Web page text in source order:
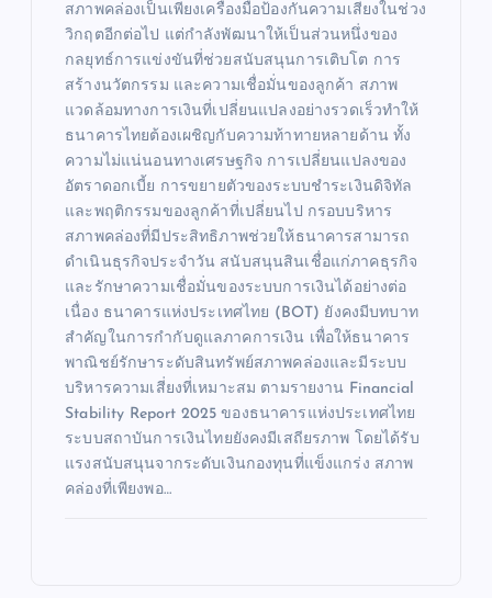
สภาพคล่องเป็นเพียงเครื่องมือป้องกันความเสี่ยงในช่วง
วิกฤตอีกต่อไป แต่กำลังพัฒนาให้เป็นส่วนหนึ่งของ
กลยุทธ์การแข่งขันที่ช่วยสนับสนุนการเติบโต การ
สร้างนวัตกรรม และความเชื่อมั่นของลูกค้า สภาพ
แวดล้อมทางการเงินที่เปลี่ยนแปลงอย่างรวดเร็วทำให้
ธนาคารไทยต้องเผชิญกับความท้าทายหลายด้าน ทั้ง
ความไม่แน่นอนทางเศรษฐกิจ การเปลี่ยนแปลงของ
อัตราดอกเบี้ย การขยายตัวของระบบชำระเงินดิจิทัล
และพฤติกรรมของลูกค้าที่เปลี่ยนไป กรอบบริหาร
สภาพคล่องที่มีประสิทธิภาพช่วยให้ธนาคารสามารถ
ดำเนินธุรกิจประจำวัน สนับสนุนสินเชื่อแก่ภาคธุรกิจ
และรักษาความเชื่อมั่นของระบบการเงินได้อย่างต่อ
เนื่อง ธนาคารแห่งประเทศไทย (BOT) ยังคงมีบทบาท
สำคัญในการกำกับดูแลภาคการเงิน เพื่อให้ธนาคาร
พาณิชย์รักษาระดับสินทรัพย์สภาพคล่องและมีระบบ
บริหารความเสี่ยงที่เหมาะสม ตามรายงาน Financial
Stability Report 2025 ของธนาคารแห่งประเทศไทย
ระบบสถาบันการเงินไทยยังคงมีเสถียรภาพ โดยได้รับ
แรงสนับสนุนจากระดับเงินกองทุนที่แข็งแกร่ง สภาพ
คล่องที่เพียงพอ…